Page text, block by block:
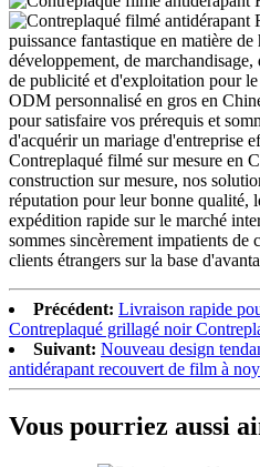
puissance fantastique en matière de
développement, de
de publicité et d'exploitation pour
ODM personnalisé en gros en
pour satisfaire vos prérequis et
d'acquérir un mariage d'entreprise
Contreplaqué filmé sur mesure en
construction sur mesure, nos
réputation pour leur bonne qualité,
expédition rapide sur le marché
sommes sincèrement impatients de
clients étrangers sur la base
Précédent: Livraison rapide
Contreplaqué grillagé noir
Suivant: Nouveau design
antidérapant recouvert de film à
Vous pourriez aussi